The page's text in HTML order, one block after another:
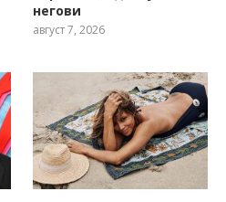
негови
август 7, 2026